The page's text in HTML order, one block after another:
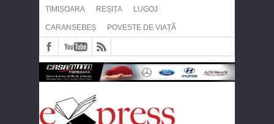
TIMIȘOARA REȘIȚA LUGOJ
CARANSEBEȘ POVESTE DE VIAȚĂ